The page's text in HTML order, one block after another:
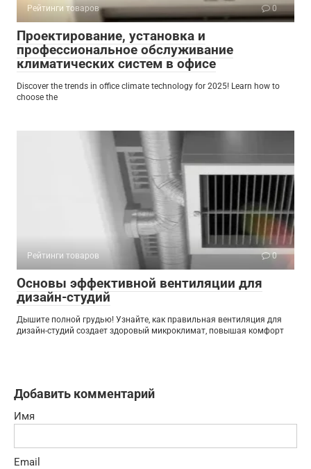
Рейтинги товаров 0
Проектирование, установка и
профессиональное обслуживание
климатических систем в офисе
Discover the trends in office climate technology for 2025! Learn how to
choose the
Рейтинги товаров 0
Основы эффективной вентиляции для
дизайн-студий
Дышите полной грудью! Узнайте, как правильная вентиляция для
дизайн-студий создает здоровый микроклимат, повышая комфорт
Добавить комментарий
Имя
Email